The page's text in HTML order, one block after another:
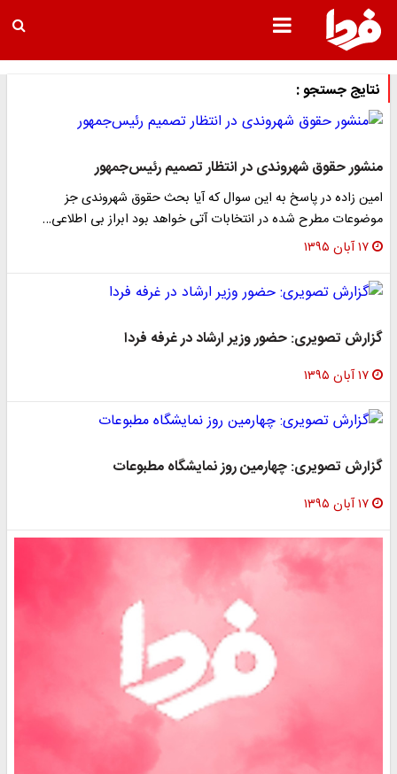
نتایج جستجو :
منشور حقوق شهروندی در انتظار تصمیم رئیس‌جمهور
امین زاده در پاسخ به این سوال که آیا بحث حقوق شهروندی جز
موضوعات مطرح شده در انتخابات آتی خواهد بود ابراز بی اطلاعی…
۱۷ آبان ۱۳۹۵
گزارش تصویری: حضور وزیر ارشاد در غرفه فردا
۱۷ آبان ۱۳۹۵
گزارش تصویری: چهارمین روز نمایشگاه مطبوعات
۱۷ آبان ۱۳۹۵